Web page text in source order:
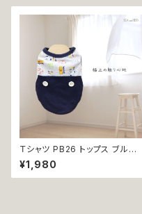
洋服 dog ドッグウェア ドッグウ
エア 女の子 小型犬 おしゃれ か
わいい 可愛い 透け感 コットン
返品交換不可
Ｔシャツ PB26 トップス ブルー
野球 くま ドックウェア 小型犬
犬 猫 dog cat ペット 服 犬服
返品交換不可
¥1,980